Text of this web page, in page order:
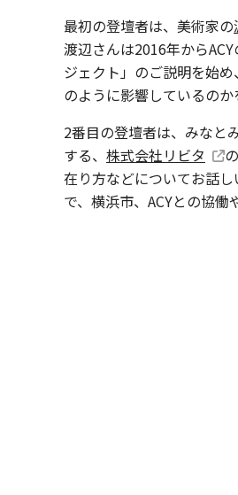
最初の登壇者は、美術家の
渡辺さんは2016年から
ジェクト」のご説明を始
のように影響しているのか
2番目の登壇者は、みなと
する、 株式会社リビタ
在り方などについてお話
で、横浜市、ACYとの協